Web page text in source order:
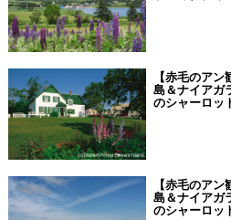
【赤毛のア
島＆ナイアガ
のシャーロッ
【赤毛のア
島＆ナイアガ
のシャーロッ